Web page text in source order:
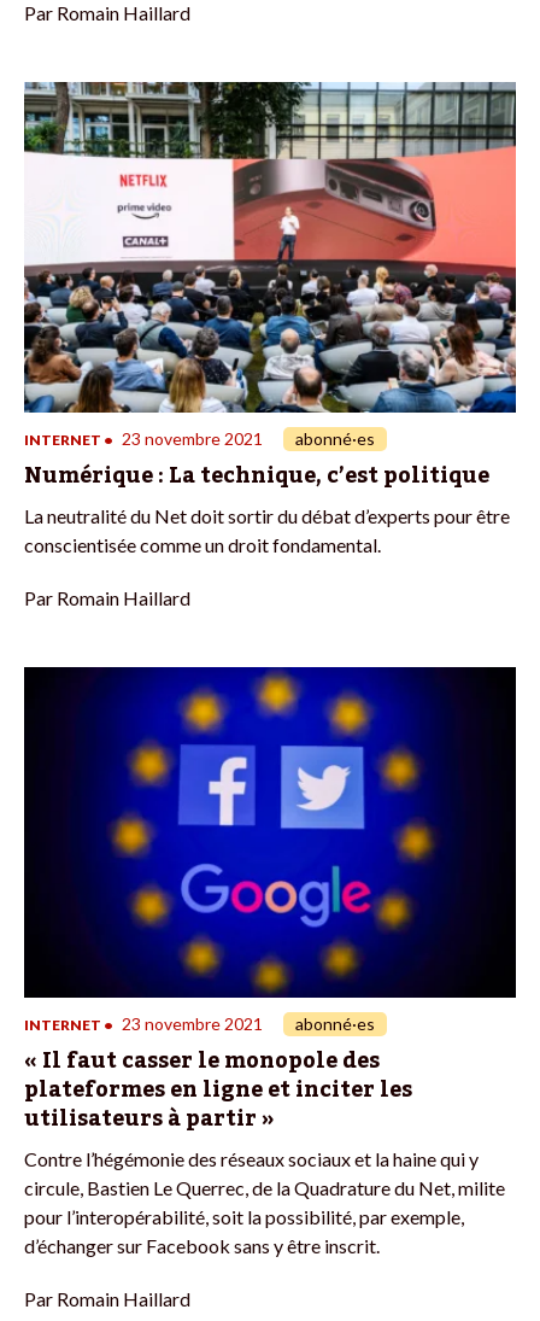
Par Romain Haillard
INTERNET • 23 novembre 2021 abonné·es
Numérique : La technique, c’est politique
La neutralité du Net doit sortir du débat d’experts pour être
conscientisée comme un droit fondamental.
Par Romain Haillard
INTERNET • 23 novembre 2021 abonné·es
« Il faut casser le monopole des
plateformes en ligne et inciter les
utilisateurs à partir »
Contre l’hégémonie des réseaux sociaux et la haine qui y
circule, Bastien Le Querrec, de la Quadrature du Net, milite
pour l’interopérabilité, soit la possibilité, par exemple,
d’échanger sur Facebook sans y être inscrit.
Par Romain Haillard